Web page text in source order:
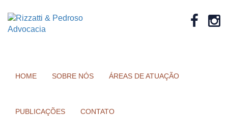
HOME SOBRE NÓS ÁREAS DE ATUAÇÃO
PUBLICAÇÕES CONTATO